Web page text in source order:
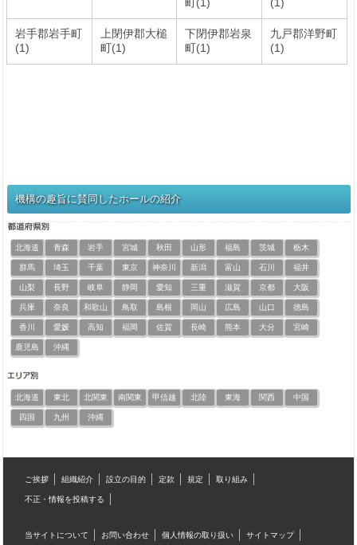
岩手郡岩手町
(1)
上閉伊郡大槌
町(1)
下閉伊郡岩泉
町(1)
九戸郡洋野町
(1)
機構の趣旨に賛同したホールの紹介
北海道 青森 岩手 宮城 秋田 山形 福島 茨城 栃木
群馬 埼玉 千葉 東京 神奈川 新潟 富山 石川 福井
山梨 長野 岐阜 静岡 愛知 三重 滋賀 京都 大阪
兵庫 奈良 和歌山 鳥取 島根 岡山 広島 山口 徳島
香川 愛媛 高知 福岡 佐賀 長崎 熊本 大分 宮崎
鹿児島 沖縄
北海道 東北 北関東 南関東 甲信越 北陸 東海 関西 中国
四国 九州 沖縄
ご挨拶 組織紹介 設立の目的 定款 規定 取り組み
不正・情報を投稿する
当サイトについて お問い合わせ 個人情報の取り扱い サイトマップ